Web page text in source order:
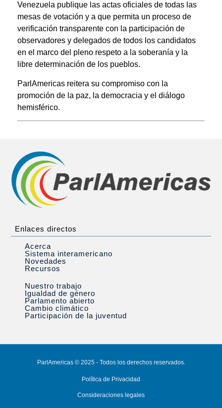
Venezuela publique las actas oficiales de todas las
mesas de votación y a que permita un proceso de
verificación transparente con la participación de
observadores y delegados de todos los candidatos
en el marco del pleno respeto a la soberanía y la
libre determinación de los pueblos.
ParlAmericas reitera su compromiso con la
promoción de la paz, la democracia y el diálogo
hemisférico.
Enlaces directos
Acerca
Sistema interamericano
Novedades
Recursos
Nuestro trabajo
Igualdad de género
Parlamento abierto
Cambio climático
Participación de la juventud
ParlAmericas © 2025 - Todos los derechos reservados.
Política de Privacidad
Consideraciones legales